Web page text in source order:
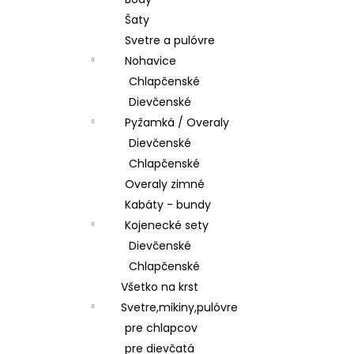
Šaty
Svetre a pulóvre
Nohavice
Chlapčenské
Dievčenské
Pyžamká / Overaly
Dievčenské
Chlapčenské
Overaly zimné
Kabáty - bundy
Kojenecké sety
Dievčenské
Chlapčenské
Všetko na krst
Svetre,mikiny,pulóvre
pre chlapcov
pre dievčatá
ŠATY
€28,50